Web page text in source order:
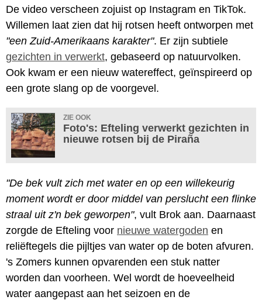
De video verscheen zojuist op Instagram en TikTok.
Willemen laat zien dat hij rotsen heeft ontworpen met
"een Zuid-Amerikaans karakter". Er zijn subtiele
gezichten in verwerkt, gebaseerd op natuurvolken.
Ook kwam er een nieuw watereffect, geïnspireerd op
een grote slang op de voorgevel.
ZIE OOK
Foto's: Efteling verwerkt gezichten in
nieuwe rotsen bij de Piraña
"De bek vult zich met water en op een willekeurig
moment wordt er door middel van perslucht een flinke
straal uit z'n bek geworpen", vult Brok aan. Daarnaast
zorgde de Efteling voor nieuwe watergoden en
reliëftegels die pijltjes van water op de boten afvuren.
's Zomers kunnen opvarenden een stuk natter
worden dan voorheen. Wel wordt de hoeveelheid
water aangepast aan het seizoen en de